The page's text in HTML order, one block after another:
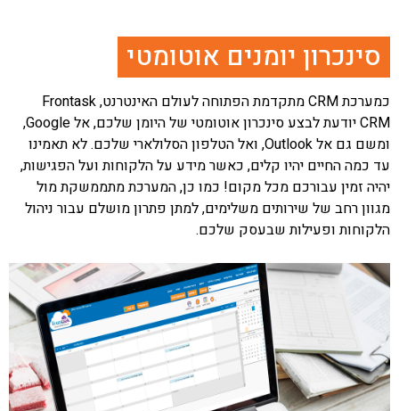
סינכרון יומנים אוטומטי
כמערכת CRM מתקדמת הפתוחה לעולם האינטרנט, Frontask
CRM יודעת לבצע סינכרון אוטומטי של היומן שלכם, אל Google,
ומשם גם אל Outlook, ואל הטלפון הסלולארי שלכם. לא תאמינו
עד כמה החיים יהיו קלים, כאשר מידע על הלקוחות ועל הפגישות,
יהיה זמין עבורכם מכל מקום! כמו כן, המערכת מתממשקת מול
מגוון רחב של שירותים משלימים, למתן פתרון מושלם עבור ניהול
הלקוחות ופעילות שבעסק שלכם.